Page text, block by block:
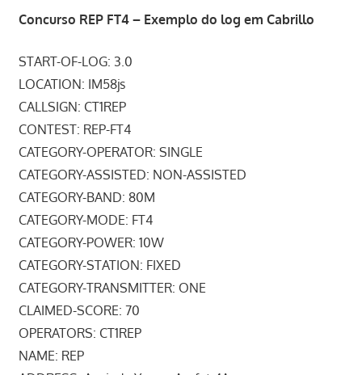
Concurso REP FT4 – Exemplo do log em Cabrillo
START-OF-LOG: 3.0
LOCATION: IM58js
CALLSIGN: CT1REP
CONTEST: REP-FT4
CATEGORY-OPERATOR: SINGLE
CATEGORY-ASSISTED: NON-ASSISTED
CATEGORY-BAND: 80M
CATEGORY-MODE: FT4
CATEGORY-POWER: 10W
CATEGORY-STATION: FIXED
CATEGORY-TRANSMITTER: ONE
CLAIMED-SCORE: 70
OPERATORS: CT1REP
NAME: REP